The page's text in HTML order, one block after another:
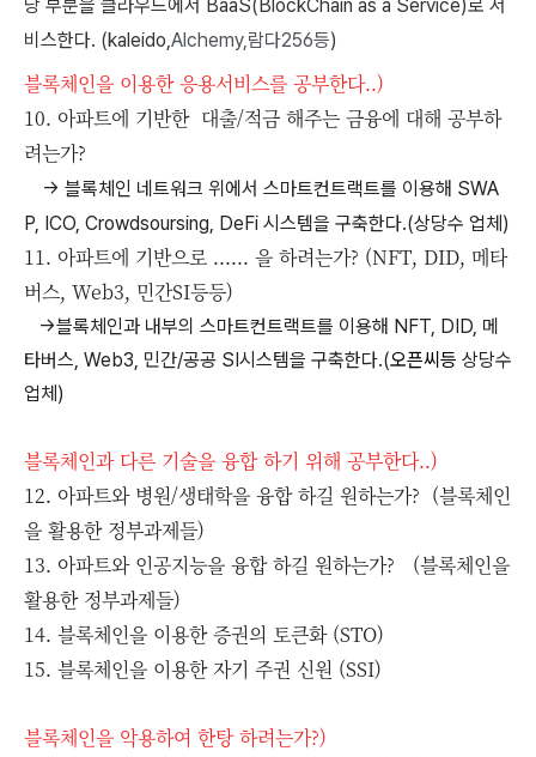
당 부분을 클라우드에서 BaaS(BlockChain as a Service)로 서
비스한다. (kaleido,Alchemy,람다256등)
블록체인을 이용한 응용서비스를 공부한다..)
10. 아파트에 기반한 대출/적금 해주는 금융에 대해 공부하
려는가?
-> 블록체인 네트워크 위에서 스마트컨트랙트를 이용해 SWA
P, ICO, Crowdsoursing, DeFi 시스템을 구축한다.(상당수 업체)
11. 아파트에 기반으로 ...... 을 하려는가? (NFT, DID, 메타
버스, Web3, 민간SI등등)
->블록체인과 내부의 스마트컨트랙트를 이용해 NFT, DID, 메
타버스, Web3, 민간/공공 SI시스템을 구축한다.(오픈씨등 상당수
업체)
블록체인과 다른 기술을 융합 하기 위해 공부한다..)
12. 아파트와 병원/생태학을 융합 하길 원하는가? (블록체인
을 활용한 정부과제들)
13. 아파트와 인공지능을 융합 하길 원하는가? (블록체인을
활용한 정부과제들)
14. 블록체인을 이용한 증권의 토큰화 (STO)
15. 블록체인을 이용한 자기 주권 신원 (SSI)
블록체인을 악용하여 한탕 하려는가?)